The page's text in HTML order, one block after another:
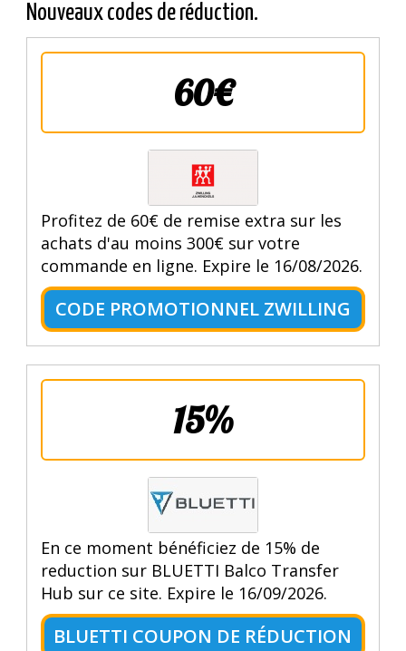
Nouveaux codes de réduction.
60€
Profitez de 60€ de remise extra sur les
achats d'au moins 300€ sur votre
commande en ligne. Expire le 16/08/2026.
CODE PROMOTIONNEL ZWILLING
15%
En ce moment bénéficiez de 15% de
reduction sur BLUETTI Balco Transfer
Hub sur ce site. Expire le 16/09/2026.
BLUETTI COUPON DE RÉDUCTION